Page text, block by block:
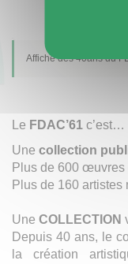
Affiche des 40ans du
Le FDAC’61 c’est…
Une collection
Plus de 600 œuvres
Plus de 160 artistes
Une COLLECTION
Depuis 40 ans, le
la création